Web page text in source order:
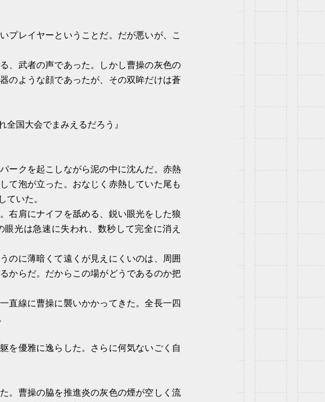
プレイヤーということだ。だが悪いが、こ
、武者の声であった。しかし曹操の灰色の
のような顔であったが、その双眸だけは蒼
全国大会でまみえるだろう』
ークを起こしながら泥の中に沈んだ。赤熱
て泡が立った。おなじく赤熱していた尾も
ていた。
右肩にナイフを舐める、鋭い眼光をした狼
光は急速に失われ、数秒して完全に消え
のに薄暗くて遠くが見えにくいのは、周囲
からだ。だからこの場がどうであるのか把
線に曹操に襲いかかってきた。全長一四
を優雅に逸らした。さらに何気ないごく自
。曹操の脇を推進炎の灰色の煙が空しく流